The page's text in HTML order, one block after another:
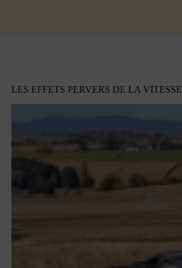
LES EFFETS PERVERS DE LA VITESSE